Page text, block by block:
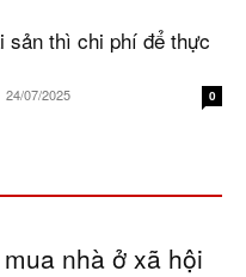
sản thì chi phí để thực
24/07/2025 0
nhà ở xã hội